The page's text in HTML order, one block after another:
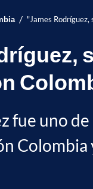
/ "James
fue uno